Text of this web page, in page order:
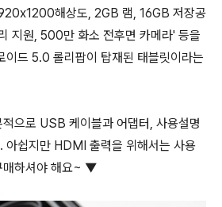
해상도, 2GB 램, 16GB 저장공
지원, 500만 화소 전후면 카메라' 등을
이드 5.0 롤리팝이 탑재된 태블릿이라는
으로 USB 케이블과 어댑터, 사용설명
아쉽지만 HDMI 출력을 위해서는 사용
매하셔야 해요~ ▼